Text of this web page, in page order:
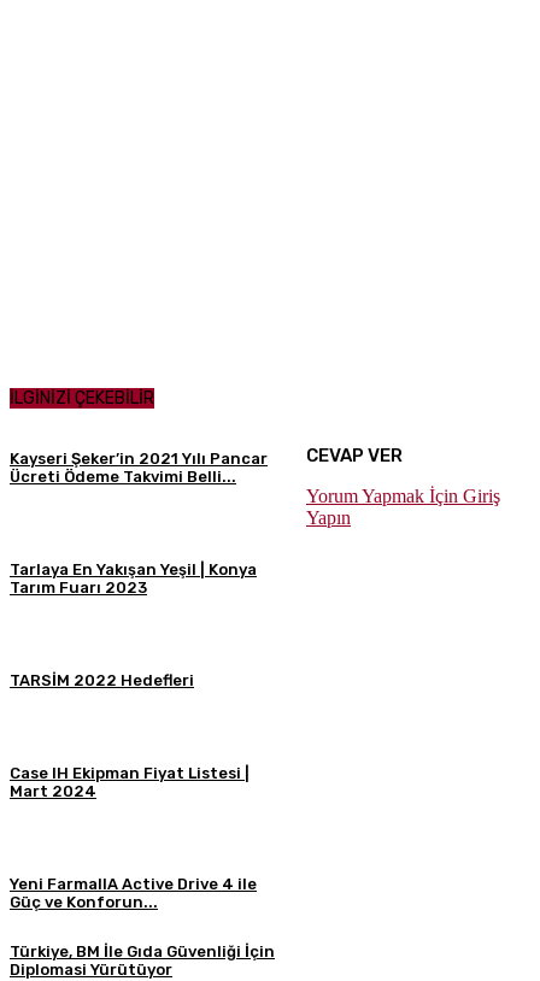
İLGİNİZİ ÇEKEBİLİR
Kayseri Şeker’in 2021 Yılı Pancar
Ücreti Ödeme Takvimi Belli...
Tarlaya En Yakışan Yeşil | Konya
Tarım Fuarı 2023
TARSİM 2022 Hedefleri
Case IH Ekipman Fiyat Listesi |
Mart 2024
Yeni FarmallA Active Drive 4 ile
Güç ve Konforun...
Türkiye, BM İle Gıda Güvenliği İçin
Diplomasi Yürütüyor
CEVAP VER
Yorum Yapmak İçin Giriş
Yapın